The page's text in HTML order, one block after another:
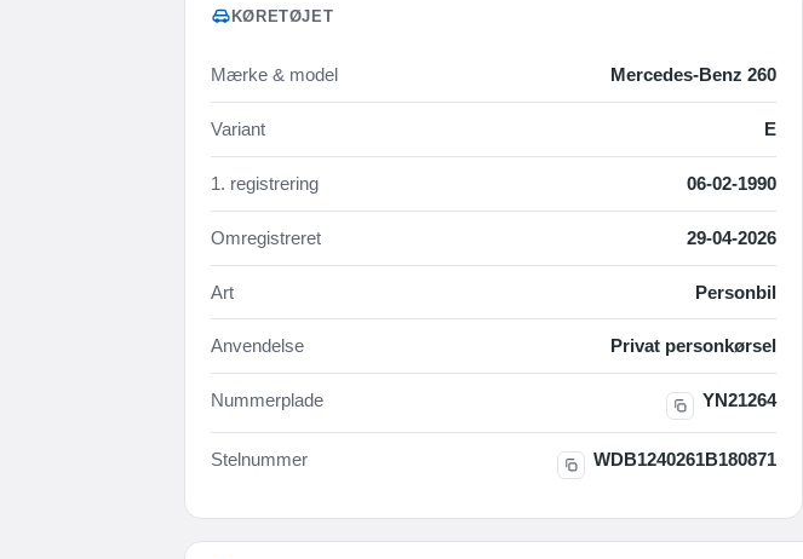
KØRETØJET
Mærke & model Mercedes-Benz 260
Variant E
1. registrering 06-02-1990
Omregistreret 29-04-2026
Art Personbil
Anvendelse Privat personkørsel
Nummerplade YN21264
Stelnummer WDB1240261B180871